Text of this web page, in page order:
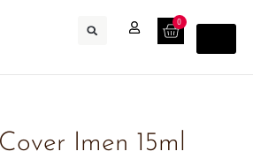
0
Imen 15ml